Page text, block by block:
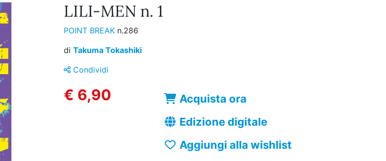
LILI-MEN n. 1
POINT BREAK n.286
di Takuma Tokashiki
Condividi
€ 6,90
Acquista ora
Edizione digitale
Aggiungi alla wishlist